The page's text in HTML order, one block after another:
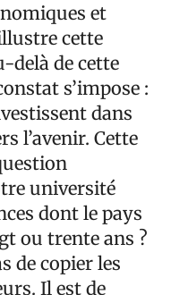
et
cette
delà de cette
s’impose :
dans
l’avenir. Cette
université
dont le pays
ou trente ans ?
de copier les
Il est de